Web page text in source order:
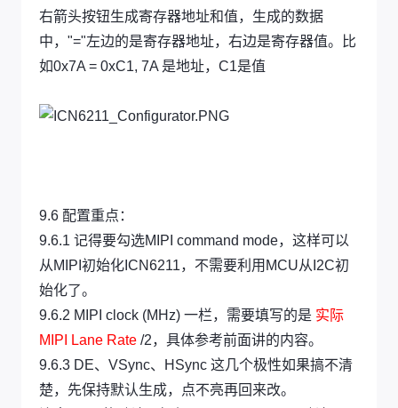
右箭头按钮生成寄存器地址和值，生成的数据
中，"="左边的是寄存器地址，右边是寄存器值。比
如0x7A = 0xC1, 7A 是地址，C1是值
9.6 配置重点：
9.6.1 记得要勾选MIPI command mode，这样可以
从MIPI初始化ICN6211，不需要利用MCU从I2C初
始化了。
9.6.2 MIPI clock (MHz) 一栏，需要填写的是 实际
MIPI Lane Rate /2，具体参考前面讲的内容。
9.6.3 DE、VSync、HSync 这几个极性如果搞不清
楚，先保持默认生成，点不亮再回来改。